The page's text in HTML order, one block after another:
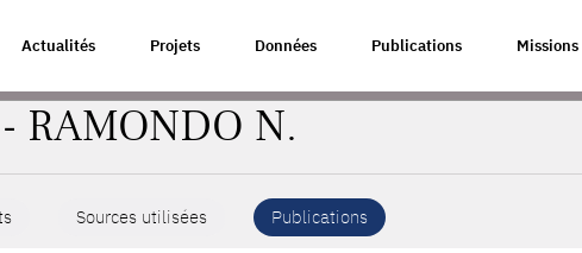
Actualités Projets Données Publications Missions
RAMONDO N.
Sources utilisées Publications